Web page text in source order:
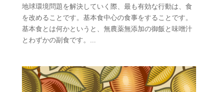
地球環境問題を解決していく際、最も有効な行動は、食
を改めることです。基本食中心の食事をすることです。
基本食とは何かというと、無農薬無添加の御飯と味噌汁
とわずかの副食です。...